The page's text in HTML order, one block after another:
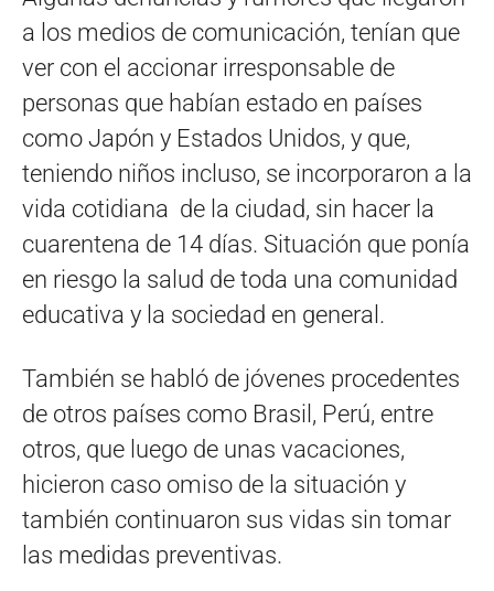
a los medios de comunicación, tenían que
ver con el accionar irresponsable de
personas que habían estado en países
como Japón y Estados Unidos, y que,
teniendo niños incluso, se incorporaron a la
vida cotidiana de la ciudad, sin hacer la
cuarentena de 14 días. Situación que ponía
en riesgo la salud de toda una comunidad
educativa y la sociedad en general.
También se habló de jóvenes procedentes
de otros países como Brasil, Perú, entre
otros, que luego de unas vacaciones,
hicieron caso omiso de la situación y
también continuaron sus vidas sin tomar
las medidas preventivas.